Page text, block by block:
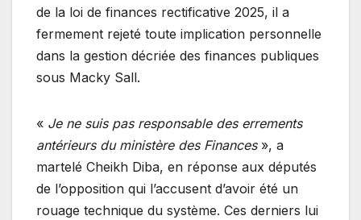
de la loi de finances rectificative 2025, il a
fermement rejeté toute implication personnelle
dans la gestion décriée des finances publiques
sous Macky Sall.
« Je ne suis pas responsable des errements
antérieurs du ministère des Finances», a
martelé Cheikh Diba, en réponse aux députés
de l’opposition qui l’accusent d’avoir été un
rouage technique du système. Ces derniers lui